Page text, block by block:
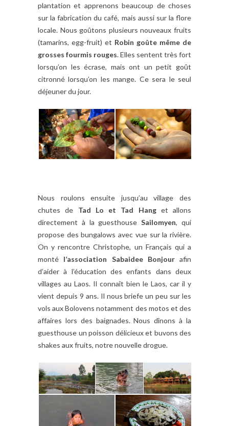
plantation et apprenons beaucoup de choses
sur la fabrication du café, mais aussi sur la flore
locale. Nous goûtons plusieurs nouveaux fruits
(tamarins, egg-fruit) et Robin goûte même de
grosses fourmis rouges. Elles sentent très fort
lorsqu’on les écrase, mais ont un petit goût
citronné lorsqu’on les mange. Ce sera le seul
déjeuner du jour.
Nous roulons ensuite jusqu’au village des
chutes de Tad Lo et Tad Hanget allons
directement à la guesthouseSailomyen, qui
propose des bungalows avec vue sur la rivière.
On y rencontre Christophe, un Français qui a
monté l’association Sabaidee Bonjourafin
d’aider à l’éducation des enfants dans deux
villages au Laos. Il connaît bien le Laos, car il y
vient depuis 9 ans. Il nous briefe un peu sur les
vols aux Bolovens notamment des motos et des
affaires lors des baignades. Nous dînons à la
guesthouse un poisson délicieux et buvons des
shakes aux fruits, notre nouvelle drogue.